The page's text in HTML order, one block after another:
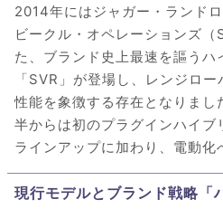
2014年にはジャガー・ランド
ビークル・オペレーションズ（
た、ブランド史上最速を謳う
「SVR」が登場し、レンジロ
性能を象徴する存在となりま
半からは初のプラグインハイブ
ラインアップに加わり、電動化
現行モデルとブランド戦略「